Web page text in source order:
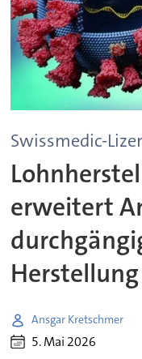
Swissmedic-
erweitert
Herstellung
Ansgar Kretschmer
5. Mai 2026